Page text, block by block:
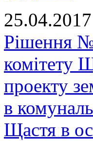
25.04.2017
Рішення
комітету
проекту
в
Щастя в